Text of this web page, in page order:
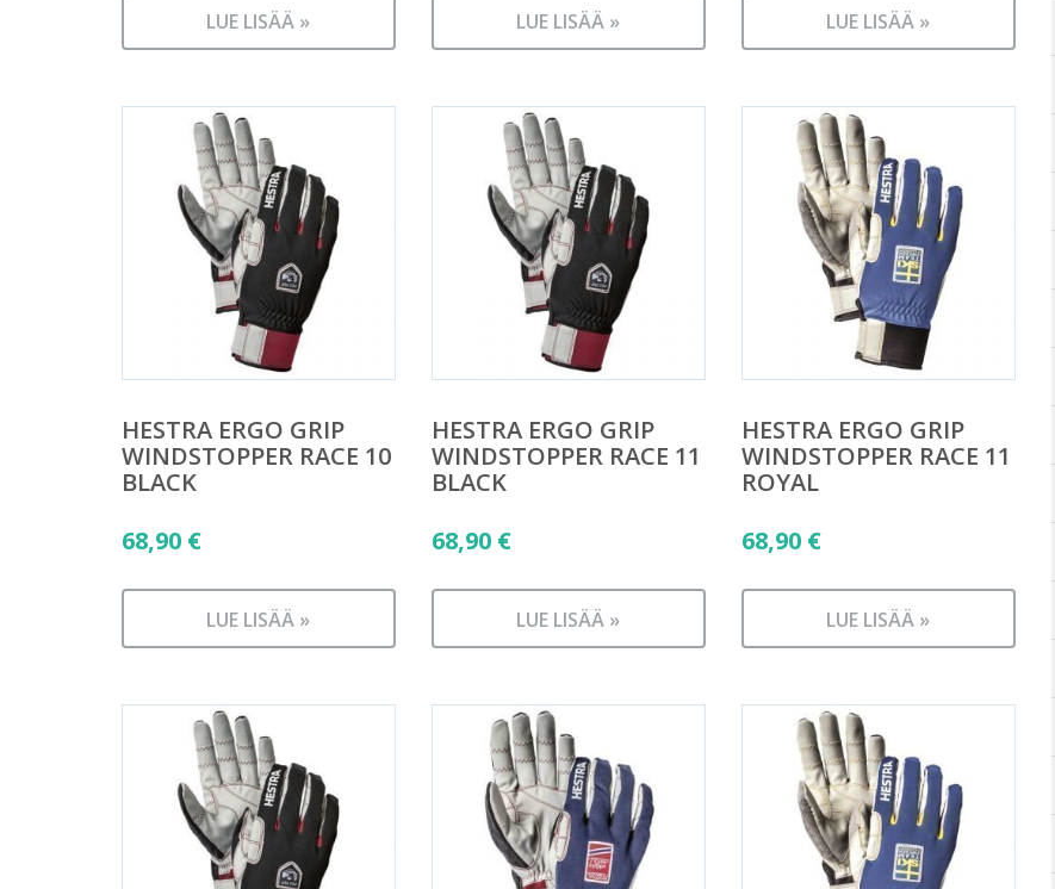
LUE LISÄÄ » LUE LISÄÄ » LUE LISÄÄ »
HESTRA ERGO GRIP
WINDSTOPPER RACE 10
BLACK
68,90 €
LUE LISÄÄ »
HESTRA ERGO GRIP
WINDSTOPPER RACE 11
BLACK
68,90 €
LUE LISÄÄ »
HESTRA ERGO GRIP
WINDSTOPPER RACE 11
ROYAL
68,90 €
LUE LISÄÄ »